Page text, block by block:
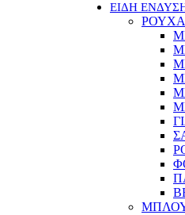
ΕΙΔΗ
ΡΟΥΧΑ